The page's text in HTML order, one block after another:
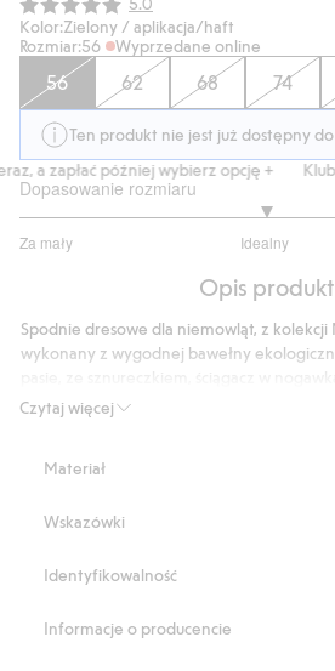
Kolor:Zielony / aplikacja/haft
Rozmiar:56 Wyprzedane online
56 62 68 74
Ten produkt nie jest już dostępny do
a zapłać później wybierz opcję +
Dopasowanie rozmiaru
Za mały Idealny
na
11
głosów
Opis
Czytaj więcej
Spodnie dresowe dla niemowląt, z kolekcji
wykonany z wygodnej bawełny
Produkt zawiera 80% bawełny
Materiał
Wskazówki
Identyfikowalność
Informacje o producencie